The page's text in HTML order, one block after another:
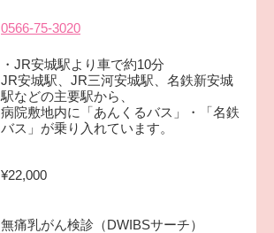
0566-75-3020
・JR安城駅より車で約10分
JR安城駅、JR三河安城駅、名鉄新安城
駅などの主要駅から、
病院敷地内に「あんくるバス」・「名鉄
バス」が乗り入れています。
¥22,000
無痛乳がん検診（DWIBSサーチ）